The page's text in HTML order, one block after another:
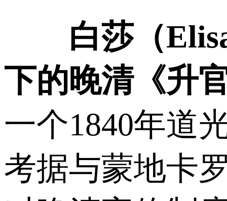
白莎（
下的晚清《升
一个1840年道
考据与蒙地卡